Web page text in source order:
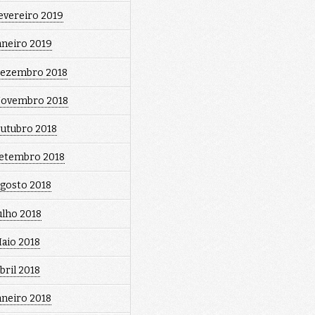
2019
2019
2018
2018
2018
2018
2018
2018
2018
2018
2018